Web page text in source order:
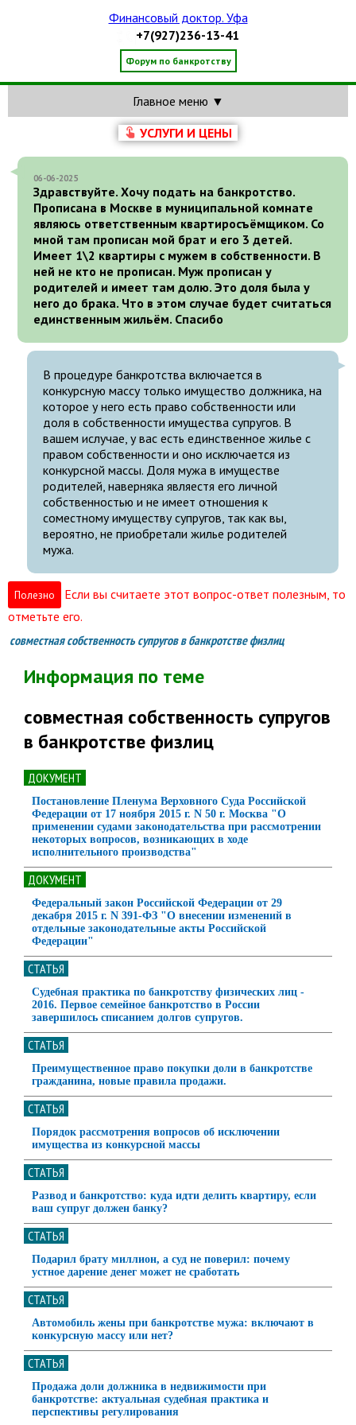
Финансовый доктор. Уфа
+7(927)236-13-41
Форум по банкротству
Главное меню ▼
УСЛУГИ И ЦЕНЫ
06-06-2025
Здравствуйте. Хочу подать на банкротство.
Прописана в Москве в муниципальной комнате
являюсь ответственным квартиросъёмщиком. Со
мной там прописан мой брат и его 3 детей.
Имеет 1\2 квартиры с мужем в собственности. В
ней не кто не прописан. Муж прописан у
родителей и имеет там долю. Это доля была у
него до брака. Что в этом случае будет считаться
единственным жильём. Спасибо
В процедуре банкротства включается в
конкурсную массу только имущество должника, на
которое у него есть право собственности или
доля в собственности имущества супругов. В
вашем ислучае, у вас есть единственное жилье с
правом собственности и оно исключается из
конкурсной массы. Доля мужа в имуществе
родителей, наверняка являестя его личной
собственностью и не имеет отношения к
соместному имуществу супругов, так как вы,
вероятно, не приобретали жилье родителей
мужа.
Полезно
Если вы считаете этот вопрос-ответ полезным, то
отметьте его.
совместная собственность супругов в банкротстве физлиц
Информация по теме
совместная собственность супругов
в банкротстве физлиц
ДОКУМЕНТ
Постановление Пленума Верховного Суда Российской
Федерации от 17 ноября 2015 г. N 50 г. Москва "О
применении судами законодательства при рассмотрении
некоторых вопросов, возникающих в ходе
исполнительного производства"
ДОКУМЕНТ
Федеральный закон Российской Федерации от 29
декабря 2015 г. N 391-ФЗ "О внесении изменений в
отдельные законодательные акты Российской
Федерации"
СТАТЬЯ
Судебная практика по банкротству физических лиц -
2016. Первое семейное банкротство в России
завершилось списанием долгов супругов.
СТАТЬЯ
Преимущественное право покупки доли в банкротстве
гражданина, новые правила продажи.
СТАТЬЯ
Порядок рассмотрения вопросов об исключении
имущества из конкурсной массы
СТАТЬЯ
Развод и банкротство: куда идти делить квартиру, если
ваш супруг должен банку?
СТАТЬЯ
Подарил брату миллион, а суд не поверил: почему
устное дарение денег может не сработать
СТАТЬЯ
Автомобиль жены при банкротстве мужа: включают в
конкурсную массу или нет?
СТАТЬЯ
Продажа доли должника в недвижимости при
банкротстве: актуальная судебная практика и
перспективы регулирования